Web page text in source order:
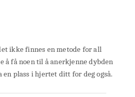
ikke finnes en metode for all
å få noen til å anerkjenne dybden
plass i hjertet ditt for deg også.